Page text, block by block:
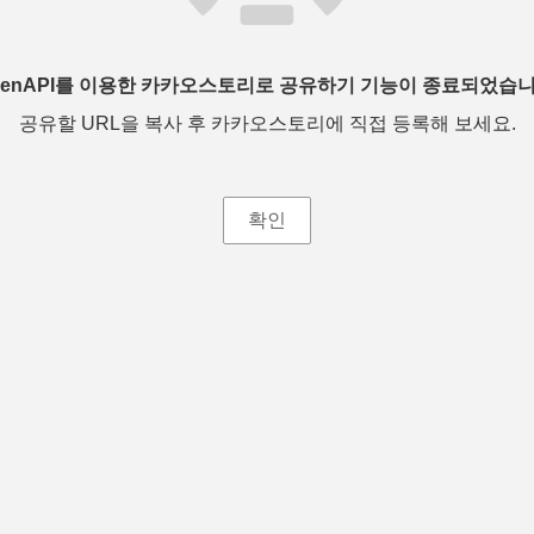
를 이용한 카카오스토리로 공유하기 기능이 종료되었습
공유할 URL을 복사 후 카카오스토리에 직접 등록해 보세요.
확인